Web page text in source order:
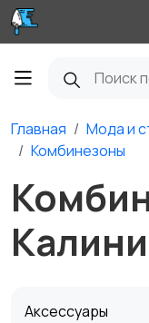
Главная Мода и
Комбинезоны
Аксессуары